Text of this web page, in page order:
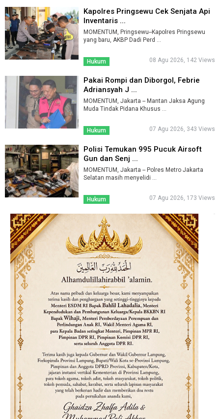
Kapolres Pringsewu Cek Senjata Api
Inventaris ...
MOMENTUM, Pringsewu--Kapolres Pringsewu
yang baru, AKBP Dadi Perd ...
Hukum 08 Agu 2026, 142 Views
Pakai Rompi dan Diborgol, Febrie
Adriansyah J ...
MOMENTUM, Jakarta -- Mantan Jaksa Agung
Muda Tindak Pidana Khusus ...
Hukum 07 Agu 2026, 343 Views
Polisi Temukan 995 Pucuk Airsoft
Gun dan Senj ...
MOMENTUM, Jakarta -- Polres Metro Jakarta
Selatan masih menyelidi ...
Hukum 07 Agu 2026, 173 Views